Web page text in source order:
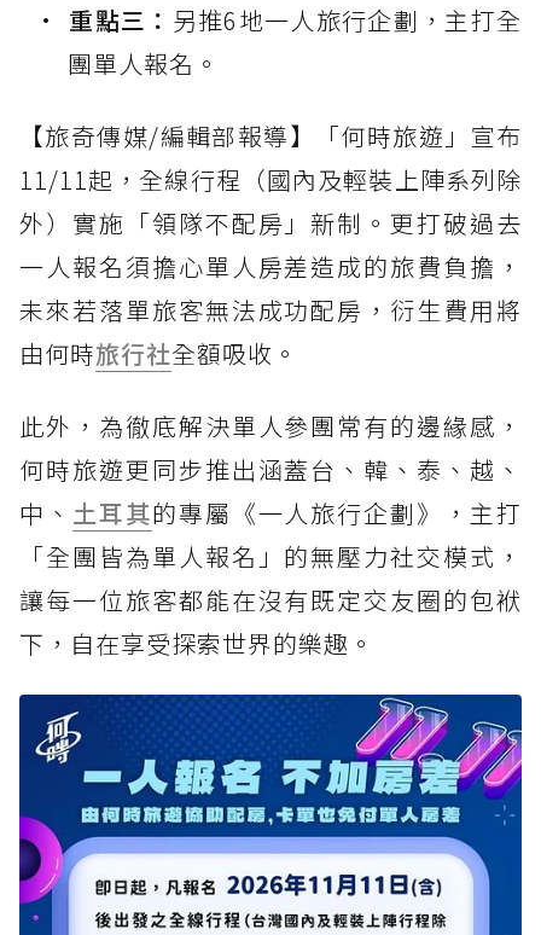
重點三： 另推6地一人旅行企劃，主打全
團單人報名。
【旅奇傳媒/編輯部報導】「何時旅遊」宣布
11/11起，全線行程（國內及輕裝上陣系列除
外）實施「領隊不配房」新制。更打破過去
一人報名須擔心單人房差造成的旅費負擔，
未來若落單旅客無法成功配房，衍生費用將
由何時旅行社全額吸收。
此外，為徹底解決單人參團常有的邊緣感，
何時旅遊更同步推出涵蓋台、韓、泰、越、
中、 土耳其的專屬《一人旅行企劃》，主打
「全團皆為單人報名」的無壓力社交模式，
讓每一位旅客都能在沒有既定交友圈的包袱
下，自在享受探索世界的樂趣。